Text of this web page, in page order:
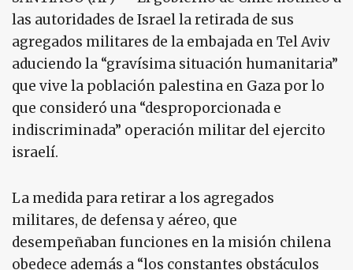
las autoridades de Israel la retirada de sus
agregados militares de la embajada en Tel Aviv
aduciendo la “gravísima situación humanitaria”
que vive la población palestina en Gaza por lo
que consideró una “desproporcionada e
indiscriminada” operación militar del ejercito
israelí.
La medida para retirar a los agregados
militares, de defensa y aéreo, que
desempeñaban funciones en la misión chilena
obedece además a “los constantes obstáculos